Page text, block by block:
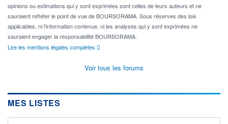
opinions ou estimations qui y sont exprimées sont celles de leurs auteurs et ne
sauraient refléter le point de vue de BOURSORAMA. Sous réserves des lois
applicables, ni l'information contenue, ni les analyses qui y sont exprimées ne
sauraient engager la responsabilité BOURSORAMA.
Lire les mentions légales complètes
Voir tous les forums
MES LISTES